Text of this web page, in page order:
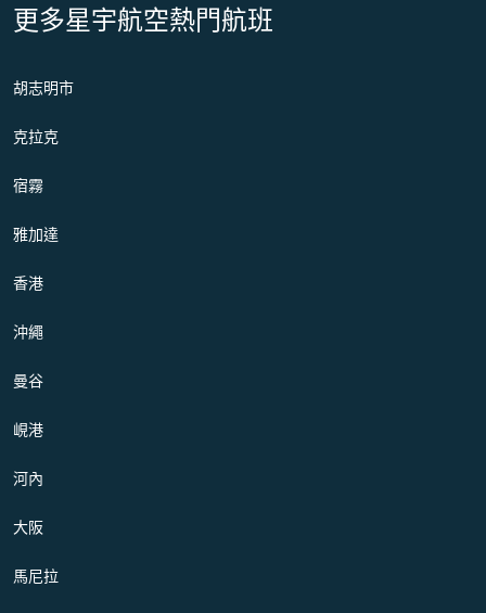
更多星宇航空熱門航班
胡志明市
克拉克
宿霧
雅加達
香港
沖繩
曼谷
峴港
河內
大阪
馬尼拉